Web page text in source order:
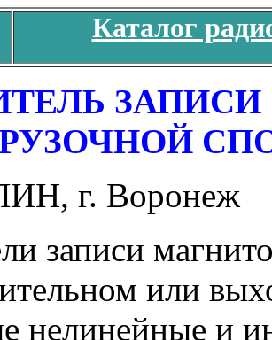
Каталог
г. Воронеж
записи
или
нелинейные и